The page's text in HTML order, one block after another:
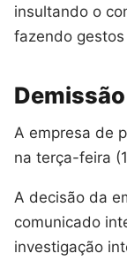
insultando o
fazendo
Demissão
A empresa de
na terça-feira
A decisão da
comunicado
investigação